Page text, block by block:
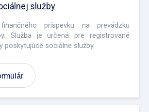
služby
príspevku na prevádzku
Služba je určená pre registrované
poskytujúce sociálne služby.